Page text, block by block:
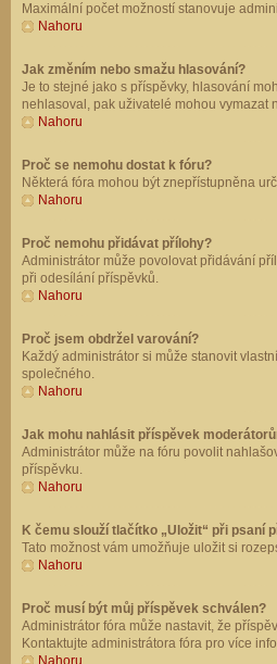
Maximální počet možností stanovuje
Nahoru
Jak změním nebo smažu hlasování?
Je to stejné jako s příspěvky, hlasování
nehlasoval, pak uživatelé mohou vymazat
Nahoru
Proč se nemohu dostat k fóru?
Některá fóra mohou být znepřístupněna
Nahoru
Proč nemohu přidávat přílohy?
Administrátor může povolovat přidávání
při odesílání příspěvků.
Nahoru
Proč jsem obdržel varování?
Každý administrátor si může stanovit
společného.
Nahoru
Jak mohu nahlásit příspěvek
Administrátor může na fóru povolit
příspěvku.
Nahoru
K čemu slouží tlačítko „Uložit“ při psaní
Tato možnost vám umožňuje uložit si
Nahoru
Proč musí být můj příspěvek schválen?
Administrátor fóra může nastavit, že
Kontaktujte administrátora fóra pro více
Nahoru